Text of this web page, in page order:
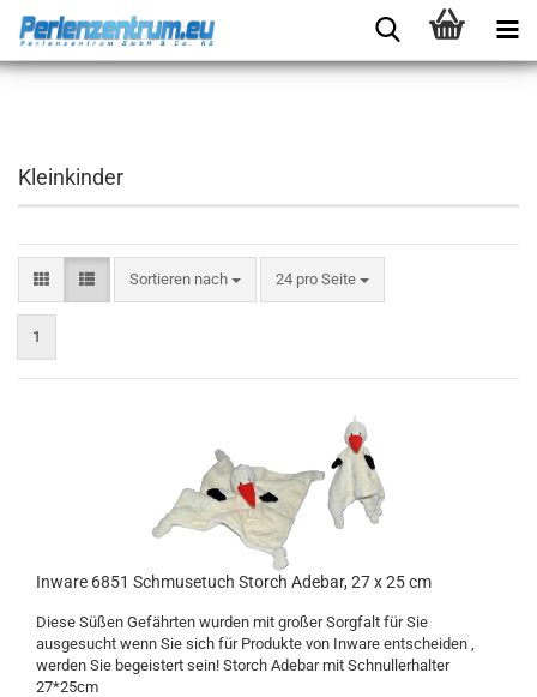
Kleinkinder
Sortieren nach 24 pro Seite
1
Inware 6851 Schmusetuch Storch Adebar, 27 x 25 cm
Diese Süßen Gefährten wurden mit großer Sorgfalt für Sie
ausgesucht wenn Sie sich für Produkte von Inware entscheiden ,
werden Sie begeistert sein! Storch Adebar mit Schnullerhalter
27*25cm